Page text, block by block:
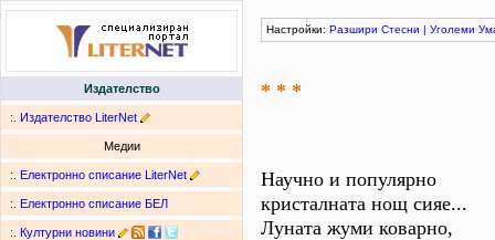
Издателство
:. Издателство LiterNet
Медии
:. Електронно списание LiterNet
:. Електронно списание БЕЛ
:. Културни новини
Настройки: Разшири Стесни | Уголеми
* * *
Научно и популярно
кристалната нощ сияе...
Луната жуми коварно,